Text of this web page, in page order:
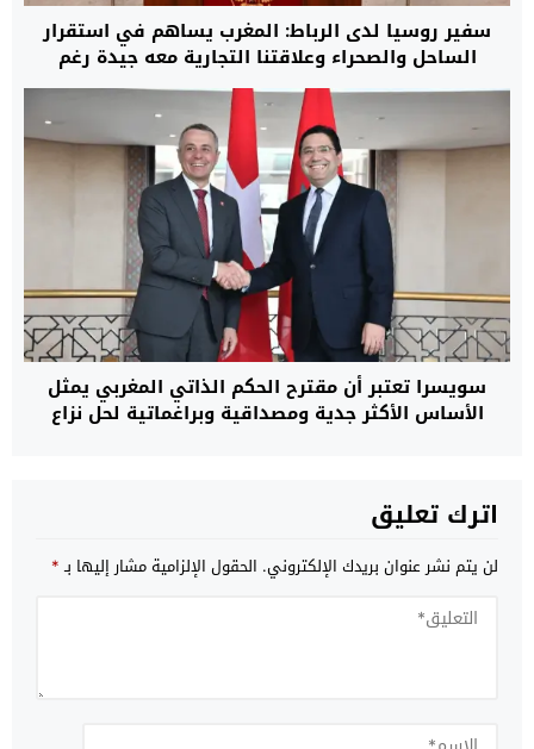
سفير روسيا لدى الرباط: المغرب يساهم في استقرار
الساحل والصحراء وعلاقتنا التجارية معه جيدة رغم
العقوبات الغربية
سويسرا تعتبر أن مقترح الحكم الذاتي المغربي يمثل
الأساس الأكثر جدية ومصداقية وبراغماتية لحل نزاع
اترك تعليق
لن يتم نشر عنوان بريدك الإلكتروني. الحقول الإلزامية مشار إليها بـ*